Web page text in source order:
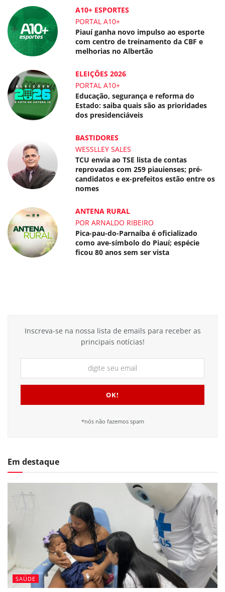
A10+ ESPORTES
PORTAL A10+
Piauí ganha novo impulso ao esporte
com centro de treinamento da CBF e
melhorias no Albertão
ELEIÇÕES 2026
PORTAL A10+
Educação, segurança e reforma do
Estado: saiba quais são as prioridades
dos presidenciáveis
BASTIDORES
WESSLLEY SALES
TCU envia ao TSE lista de contas
reprovadas com 259 piauienses; pré-
candidatos e ex-prefeitos estão entre os
nomes
ANTENA RURAL
POR ARNALDO RIBEIRO
Pica-pau-do-Parnaíba é oficializado
como ave-símbolo do Piauí; espécie
ficou 80 anos sem ser vista
Inscreva-se na nossa lista de emails para receber as
principais notícias!
*nós não fazemos spam
Em destaque
SAÚDE